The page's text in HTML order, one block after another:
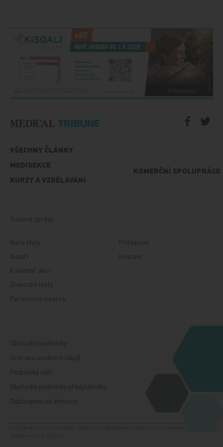
VŠECHNY ČLÁNKY
MEDISEKCE
KURZY A VZDĚLÁVÁNÍ
KOMERČNÍ SPOLUPRÁCE
Tiskové zprávy
Naše tituly
Autoři
Kalendář akcí
Znalostní testy
Personální inzerce
Přihlášení
Kontakt
Obchodní podmínky
Ochrana osobních údajů
Podmínky užití
Obchodní podmínky předplatného
Odstoupení od smlouvy